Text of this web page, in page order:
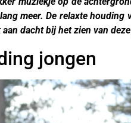
meer. De relaxte
dacht bij het zien van
jongen